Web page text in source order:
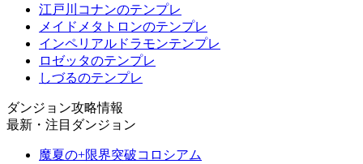
江戸川コナンのテンプレ
メイドメタトロンのテンプレ
インペリアルドラモンテンプレ
ロゼッタのテンプレ
しづるのテンプレ
ダンジョン攻略情報
最新・注目ダンジョン
魔夏の+限界突破コロシアム